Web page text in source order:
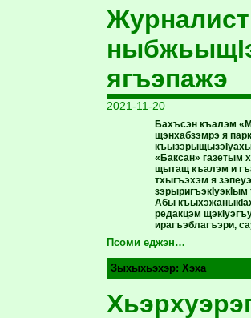
ягъэпажэ
2021-11-20
Бахъсэн къалэм
щэнхабзэмрэ я
«Баксан» газетым
щытащ къалэм и
тхыгъэхэм я
зэрыригъэкIуэкIым
Абы
редакцэм
ирагъэблагъэри,
Псоми еджэн…
Зыхыхьэхэр:Хэха